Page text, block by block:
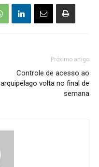
Próximo artigo
Controle de acesso ao
arquipélago volta no final de
semana